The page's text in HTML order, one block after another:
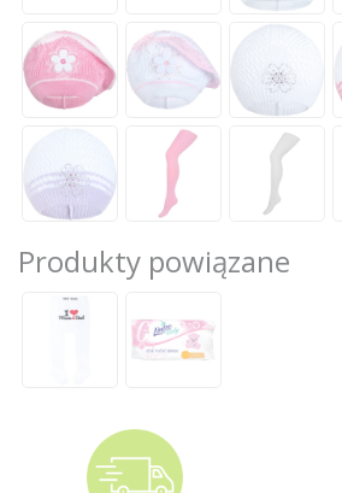
Produkty powiązane